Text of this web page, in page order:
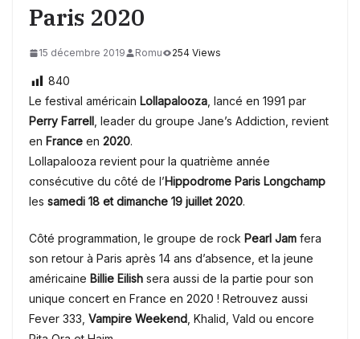
Paris 2020
15 décembre 2019 Romu 254 Views
840
Le festival américain Lollapalooza, lancé en 1991 par
Perry Farrell, leader du groupe Jane’s Addiction, revient
en France en 2020.
Lollapalooza revient pour la quatrième année
consécutive du côté de l’Hippodrome Paris Longchamp
les samedi 18 et dimanche 19 juillet 2020.
Côté programmation, le groupe de rock Pearl Jam fera
son retour à Paris après 14 ans d’absence, et la jeune
américaine Billie Eilish sera aussi de la partie pour son
unique concert en France en 2020 ! Retrouvez aussi
Fever 333, Vampire Weekend, Khalid, Vald ou encore